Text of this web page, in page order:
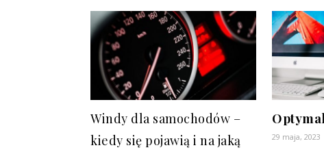
Windy dla samochodów –
kiedy się pojawią i na jaką
29 maja, 2023